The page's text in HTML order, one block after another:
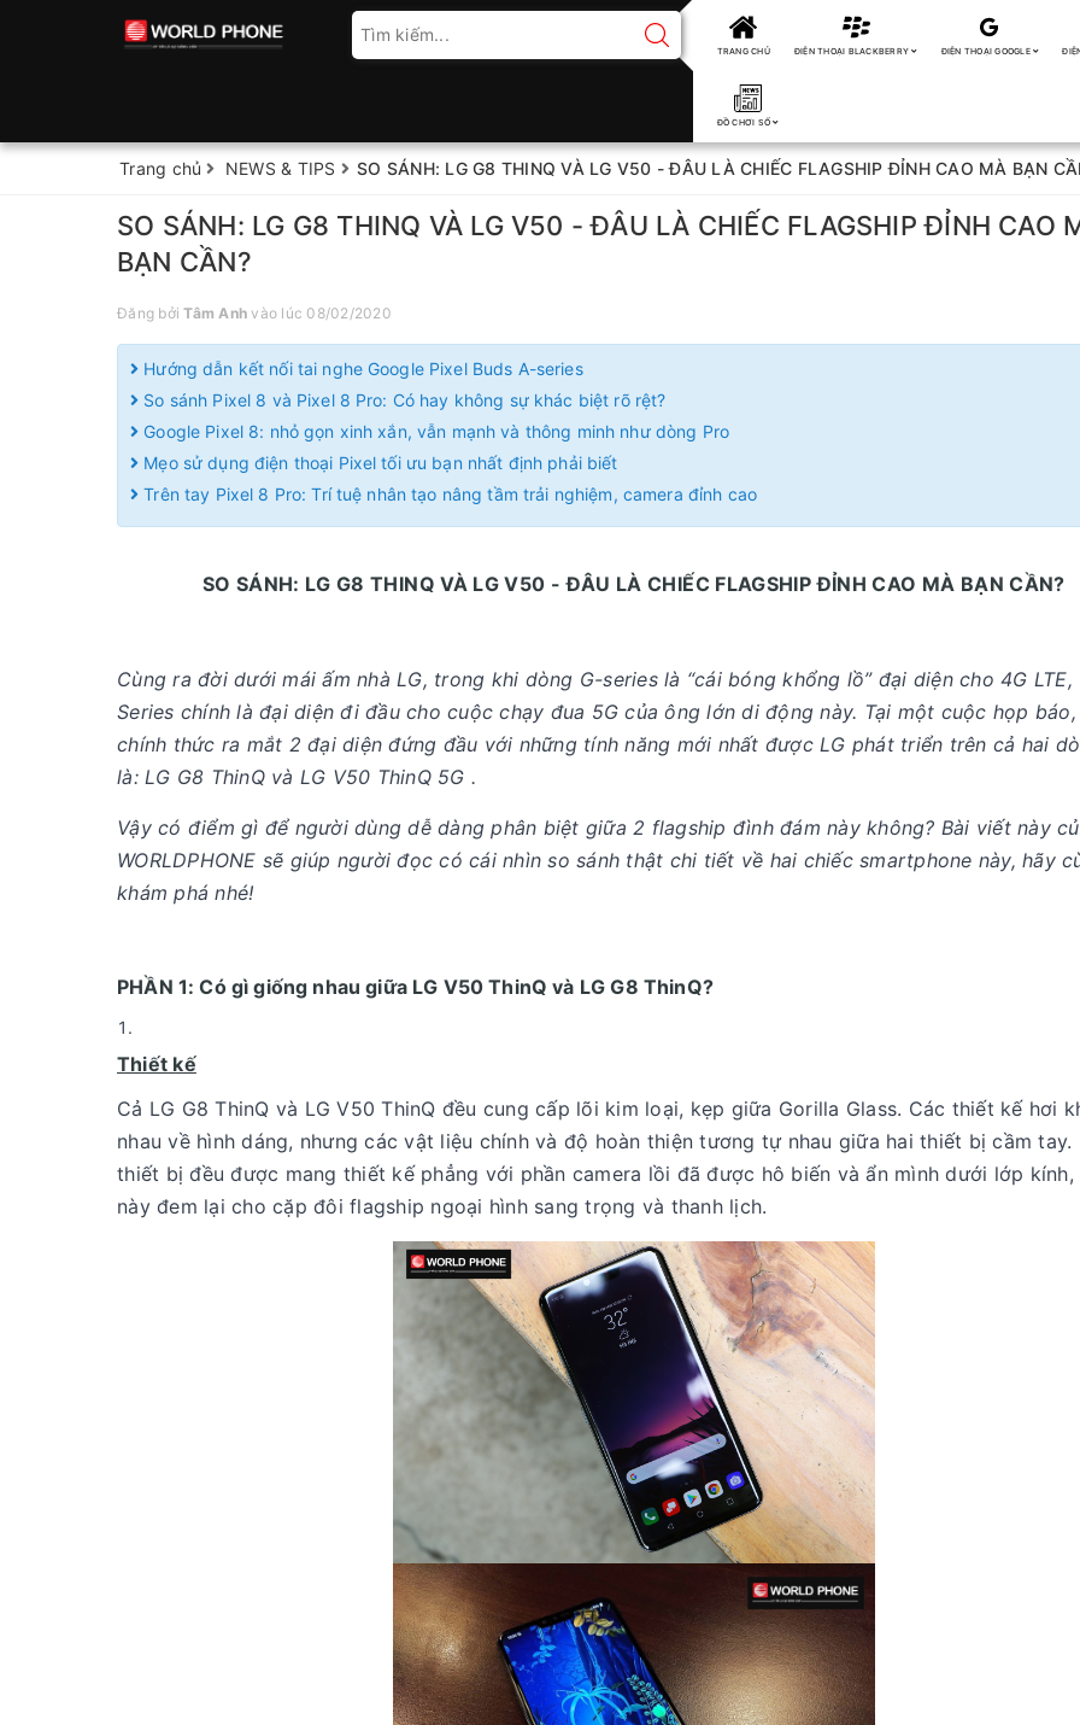
TRANG CHỦ ĐIỆN THOẠI BLACKBERRY ĐIỆN THOẠI GOOGLE
ĐỒ CHƠI SỐ
Trang chủ NEWS & TIPS SO SÁNH: LG G8 THINQ VÀ LG V50 - ĐÂU LÀ CHIẾC FLAGSHIP ĐỈNH CAO MÀ BẠN
SO SÁNH: LG G8 THINQ VÀ LG V50 - ĐÂU LÀ CHIẾC FLAGSHIP ĐỈNH CAO
BẠN CẦN?
Đăng bởiTâm Anh vào lúc 08/02/2020
Hướng dẫn kết nối tai nghe Google Pixel Buds A-series
So sánh Pixel 8 và Pixel 8 Pro: Có hay không sự khác biệt rõ rệt?
Google Pixel 8: nhỏ gọn xinh xắn, vẫn mạnh và thông minh như dòng Pro
Mẹo sử dụng điện thoại Pixel tối ưu bạn nhất định phải biết
Trên tay Pixel 8 Pro: Trí tuệ nhân tạo nâng tầm trải nghiệm, camera đỉnh cao
SO SÁNH: LG G8 THINQ VÀ LG V50 - ĐÂU LÀ CHIẾC FLAGSHIP ĐỈNH CAO MÀ BẠN CẦN?
Cùng ra đời dưới mái ấm nhà LG, trong khi dòng G-series là “cái bóng khổng lồ” đại diện cho 4G LTE,
Series chính là đại diện đi đầu cho cuộc chạy đua 5G của ông lớn di động này. Tại một cuộc họp báo,
chính thức ra mắt 2 đại diện đứng đầu với những tính năng mới nhất được LG phát triển trên cả hai
là: LG G8 ThinQ và LG V50 ThinQ 5G .
Vậy có điểm gì để người dùng dễ dàng phân biệt giữa 2 flagship đình đám này không? Bài viết này
WORLDPHONE sẽ giúp người đọc có cái nhìn so sánh thật chi tiết về hai chiếc smartphone này, hãy
khám phá nhé!
PHẦN 1: Có gì giống nhau giữa LG V50 ThinQ và LG G8 ThinQ?
Thiết kế
Cả LG G8 ThinQ và LG V50 ThinQ đều cung cấp lõi kim loại, kẹp giữa Gorilla Glass. Các thiết kế hơi
nhau về hình dáng, nhưng các vật liệu chính và độ hoàn thiện tương tự nhau giữa hai thiết bị cầm tay.
thiết bị đều được mang thiết kế phẳng với phần camera lồi đã được hô biến và ẩn mình dưới lớp kính,
này đem lại cho cặp đôi flagship ngoại hình sang trọng và thanh lịch.